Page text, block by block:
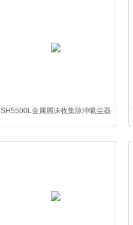
SH5500L金属屑沫收集脉冲吸尘器
工业吸尘机